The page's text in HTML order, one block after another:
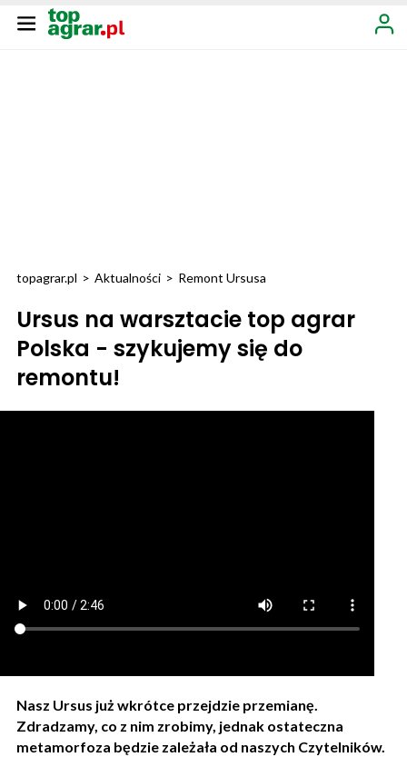
topagrar.pl > Aktualności > Remont Ursusa
Ursus na warsztacie top agrar
Polska - szykujemy się do
remontu!
Nasz Ursus już wkrótce przejdzie przemianę.
Zdradzamy, co z nim zrobimy, jednak ostateczna
metamorfoza będzie zależała od naszych Czytelników.